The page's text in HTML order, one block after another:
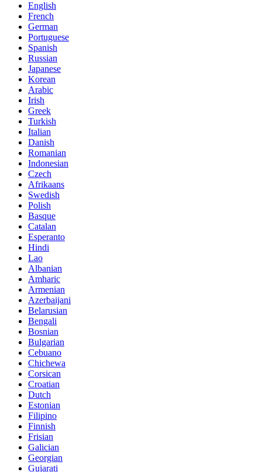
English
French
German
Portuguese
Spanish
Russian
Japanese
Korean
Arabic
Irish
Greek
Turkish
Italian
Danish
Romanian
Indonesian
Czech
Afrikaans
Swedish
Polish
Basque
Catalan
Esperanto
Hindi
Lao
Albanian
Amharic
Armenian
Azerbaijani
Belarusian
Bengali
Bosnian
Bulgarian
Cebuano
Chichewa
Corsican
Croatian
Dutch
Estonian
Filipino
Finnish
Frisian
Galician
Georgian
Gujarati